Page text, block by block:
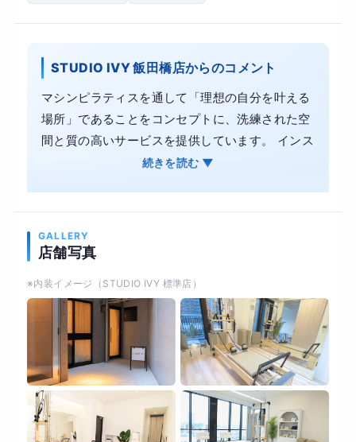
STUDIO IVY 飯田橋店からのコメント
マシンピラティスを通して「理想の自分を叶える
場所」であることをコンセプトに、洗練された空
間と質の高いサービスを提供しています。 インス
トラクターとのマンツーマンレッスンだからこ
理想のボディラインを実現！ピラティスマシン
ンナーマッスルに的確にアプローチ。 ・肩こりや
腰痛に効果的にアプローチ。猫背や反り腰といっ
た姿勢の乱れが自然と整っていきます。 ・初心者
の方でも、簡単にエクササイズ！ ⚪︎完全プライベ
ートスタジオ ⚪︎お子様連れ歓迎 ⚪︎シャワー完備
続きを読む ▼
GALLERY
店舗写真
※内装イメージ（STUDIO IVY 標準店）